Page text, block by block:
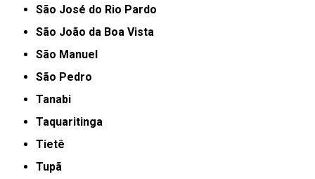
São José do Rio Pardo
São João da Boa Vista
São Manuel
São Pedro
Tanabi
Taquaritinga
Tietê
Tupã